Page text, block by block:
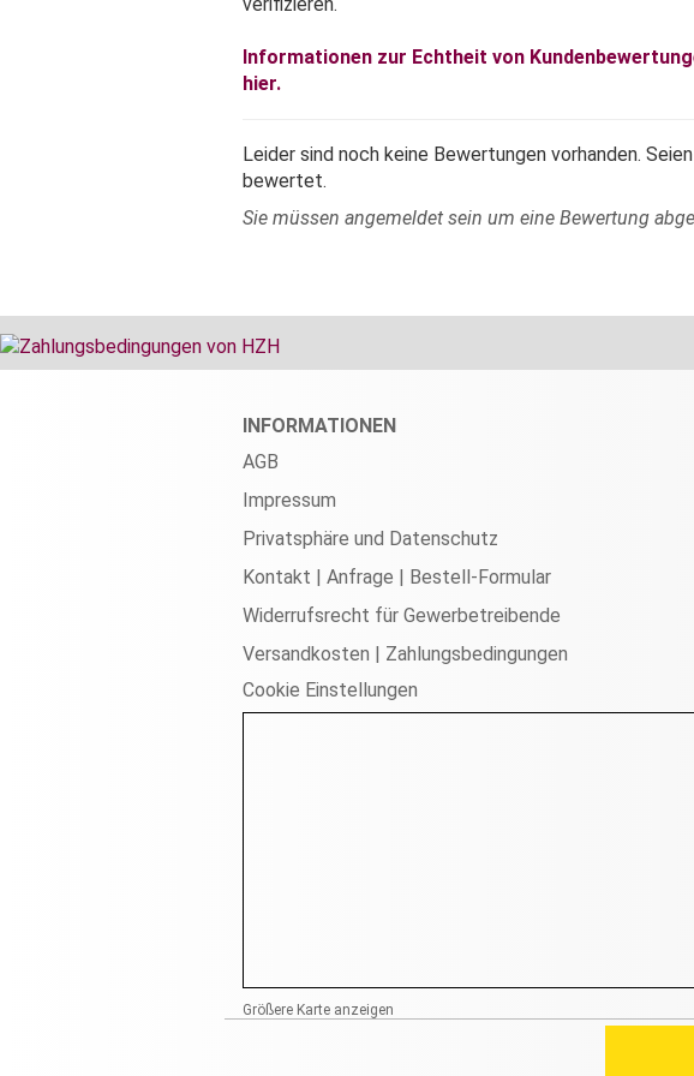
Informationen zur Echtheit von
hier.
Leider sind noch keine Bewertungen vorhanden.
bewertet.
Sie müssen angemeldet sein um eine Bewertung
INFORMATIONEN
AGB
Impressum
Privatsphäre und Datenschutz
Kontakt | Anfrage | Bestell-Formular
Widerrufsrecht für Gewerbetreibende
Versandkosten | Zahlungsbedingungen
Cookie Einstellungen
Größere Karte anzeigen